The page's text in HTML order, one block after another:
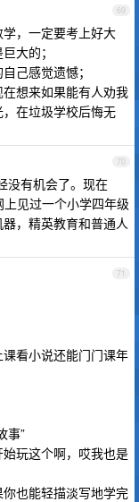
69
，一定要考上好大
大的；
己感觉遗憾；
想来如果能有人劝我
在垃圾学校后悔无
70
没有机会了。现在
见过一个小学四年级
，精英教育和普通人
71
看小说还能门门课年
事”
玩这个啊，哎我也是
也能轻描淡写地学完